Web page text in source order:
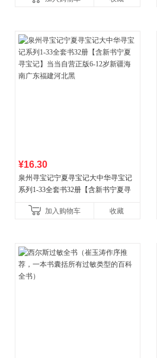
¥16.30
泉州寻宝记宁夏寻宝记大中华寻宝记
系列1-33全套书32册【含新书宁夏寻
广东福建河北黑
加入购物车 收藏